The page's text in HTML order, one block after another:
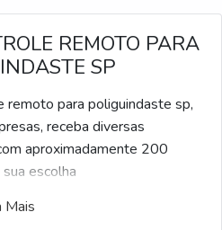
REMOTO PARA
SP
remoto para poliguindaste sp,
receba diversas
aproximadamente 200
escolha
a ferramenta Soluções
Mais